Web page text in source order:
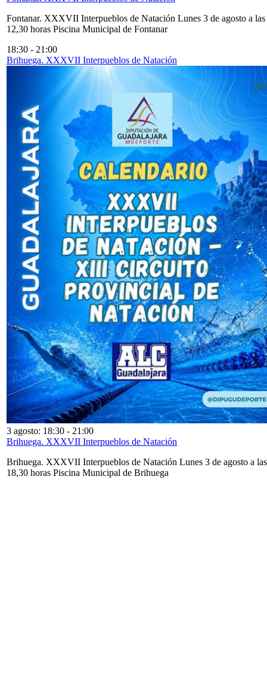
Fontanar. XXXVII Interpueblos de Natación Lunes 3 de agosto a las
12,30 horas Piscina Municipal de Fontanar
18:30 - 21:00
Brihuega. XXXVII Interpueblos de Natación
3 agosto: 18:30 - 21:00
Brihuega. XXXVII Interpueblos de Natación
Brihuega. XXXVII Interpueblos de Natación Lunes 3 de agosto a las
18,30 horas Piscina Municipal de Brihuega